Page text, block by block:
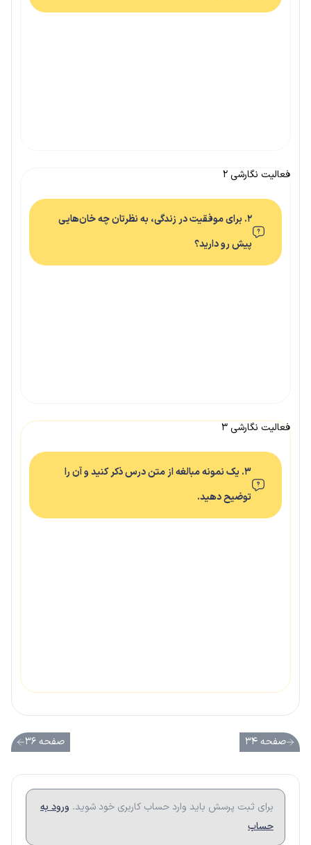
فعالیت نگارشی ۲
۲. برای موفقیت در زندگی، به نظرتان چه خان‌هایی
پیش رو دارید؟
فعالیت نگارشی ۳
۳. یک نمونه مبالغه از متن درس ذکر کنید و آن را
توضیح دهید.
صفحه ۳۴ صفحه ۳۶
برای ثبت پرسش باید وارد حساب کاربری خود شوید. ورود به
حساب